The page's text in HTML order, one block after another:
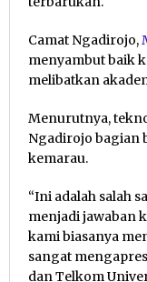
Camat Ngadirojo,
menyambut baik
melibatkan
Menurutnya,
Ngadirojo bagian
kemarau.
“Ini adalah salah
menjadi jawaban
kami biasanya
sangat
dan Telkom